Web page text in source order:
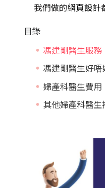
我們做的網頁設計
目錄
馮建剛醫生服務
馮建剛醫生好唔
婦產科醫生費用
其他婦產科醫生